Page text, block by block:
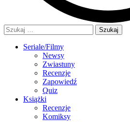
Szukaj:
Seriale/Filmy
Newsy
Zwiastuny
Recenzje
Zapowiedź
Quiz
Książki
Recenzje
Komiksy